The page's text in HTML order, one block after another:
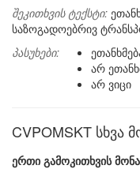
შეკითხვის ტექსტი:
საზოგადოებრივ
პასუხები:
არ
არ ვიცი
CVPOMSKT სხვა
ერთი გამოკითხვის